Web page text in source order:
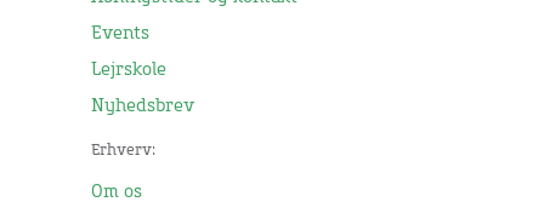
Events
Lejrskole
Nyhedsbrev
Erhverv:
Om os